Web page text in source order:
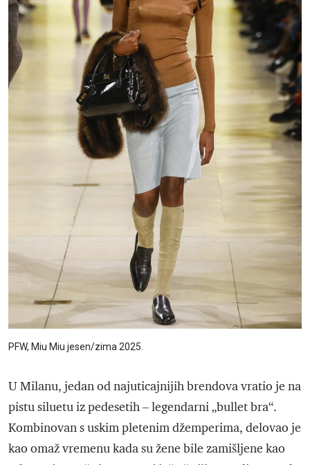
PFW, Miu Miu jesen/zima 2025.
U Milanu, jedan od najuticajnijih brendova vratio je na
pistu siluetu iz pedesetih – legendarni „bullet bra“.
Kombinovan s uskim pletenim džemperima, delovao je
kao omaž vremenu kada su žene bile zamišljene kao